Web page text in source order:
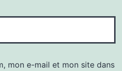
mon e-mail et mon site dans